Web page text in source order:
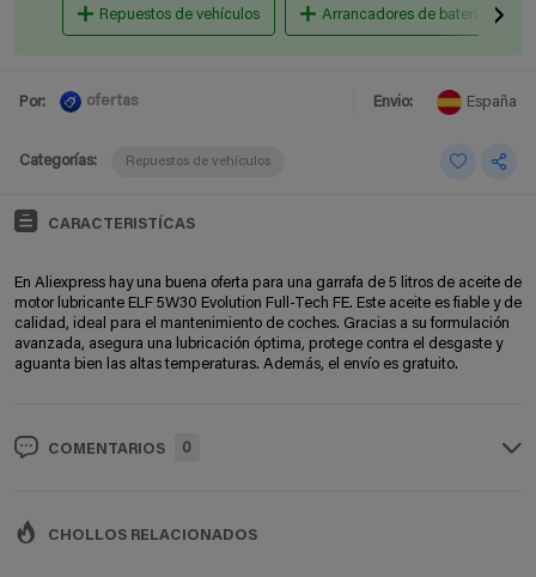
Repuestos de vehículos Arrancadores de baterías
Por: ofertas Envio: España
Categorías: Repuestos de vehículos
CARACTERISTÍCAS
En Aliexpress hay una buena oferta para una garrafa de 5 litros de aceite de
motor lubricante ELF 5W30 Evolution Full-Tech FE. Este aceite es fiable y de
calidad, ideal para el mantenimiento de coches. Gracias a su formulación
avanzada, asegura una lubricación óptima, protege contra el desgaste y
aguanta bien las altas temperaturas. Además, el envío es gratuito.
COMENTARIOS 0
CHOLLOS RELACIONADOS